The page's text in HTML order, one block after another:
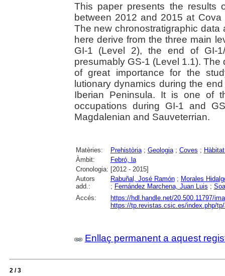
This paper presents the results
between 2012 and 2015 at
The new chronostratigraphic
here derive from the three main
GI-1 (Level 2), the end of GI-
presumably GS-1 (Level 1.1).
of great importance for the
lutionary dynamics during the
Iberian Peninsula. It is one of
occupations during GI-1 and
Magdalenian and Sauveterrian.
Matèries: Prehistòria; Geologia; Coves ;
Àmbit:
Febró, la
Cronologia: [2012 - 2015]
Autors
add.:
Rabuñal, José Ramón; Morales
; Fernández Marchena, Juan Luis ;
Accés:
https://hdl.handle.net/20.500.11797/
https://tp.revistas.csic.es/index.php/
Enllaç permanent a aquest
2 / 3